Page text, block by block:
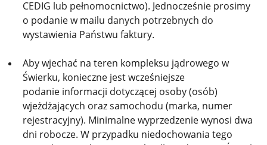
CEDIG lub pełnomocnictwo). Jednocześnie prosimy
o podanie w mailu danych potrzebnych do
wystawienia Państwu faktury.
Aby wjechać na teren kompleksu jądrowego w
Świerku, konieczne jest wcześniejsze
podanie informacji dotyczącej osoby (osób)
wjeżdżających oraz samochodu (marka, numer
rejestracyjny). Minimalne wyprzedzenie wynosi dwa
dni robocze. W przypadku niedochowania tego